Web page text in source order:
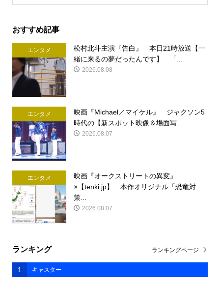
おすすめ記事
エンタメ
松村北斗主演『告白』 本日21時放送【一
緒に来るの夢だったんです】 「...
2026.08.08
エンタメ
映画『Michael／マイケル』 ジャクソン5
時代の【新スポット映像＆場面写...
2026.08.07
エンタメ
映画『オークストリートの異変』
×【tenki.jp】 本作オリジナル「恐竜対
策...
2026.08.07
ランキング
1 キャスター
ランキングページ